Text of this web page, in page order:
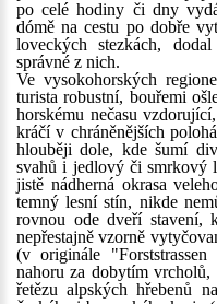
po celé hodiny či dny
dómě na cestu po dobře
loveckých stezkách,
správné z nich.
Ve vysokohorských
turista robustní, bouřemi
horskému nečasu
kráčí v chráněnějších
hlouběji dole, kde šumí
svahů i jedlový či smrkový
jistě nádherná okrasa
temný lesní stín, nikde
rovnou ode dveří stavení,
nepřestajně vzorně
(v originále
nahoru za dobytím
řetězu alpských hřebenů